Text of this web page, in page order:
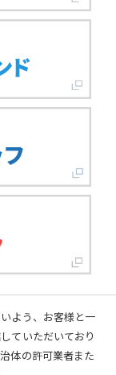
よう、お客様と一
ていただいており
体の許可業者また